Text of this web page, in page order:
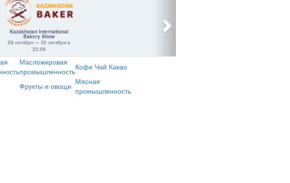
Kazakhstan International
Bakery Show
28 октября — 30 октября в
23:59
Масложировая
промышленностьКофе Чай Какао
Фрукты и овощи Мясная
промышленность